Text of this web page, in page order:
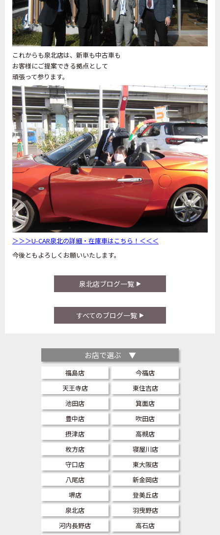
これからも泉北店は、新車も中古車も
お客様にご提案できる拠点として
頑張って参ります。
＞＞＞U-CAR泉北の詳細・在庫車はこちら！＜＜＜
今後ともよろしくお願いいたします。
泉北店ブログ一覧
すべてのブログ一覧
お店で選ぶ ▼
福島店
今福店
天王寺店
東住吉店
池田店
箕面店
豊中店
吹田店
摂津店
高槻店
枚方店
寝屋川店
守口店
東大阪店
八尾店
新金岡店
堺店
登美丘店
泉北店
羽曳野店
河内長野店
高石店